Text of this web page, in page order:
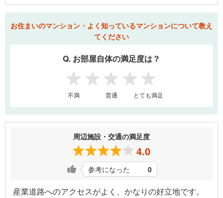
お住まいのマンション・よく知っているマンションについて教え
てください
Q. お部屋自体の満足度は？
1 2 3 4 5
不満 普通 とても満足
周辺施設・交通の満足度
4.0
参考になった 0
産業道路へのアクセスがよく、かなりの好立地です。